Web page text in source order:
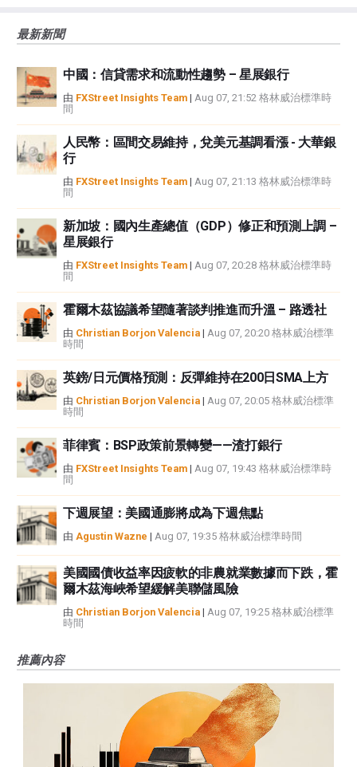
觀點，並不代表FXStreet或其廣告商的官方政策或立場。作者不對本頁連結的
如果文章正文中沒有明確提到，在撰寫本文時，作者在本文中提到的任何股票
中都沒有頭寸，也沒有與文中提到的任何公司有業務關係。除了FXStreet，作
者沒有收到撰寫這篇文章的報酬。
FXStreet和作者不提供個性化的建議。作者對該資訊的準確性、完整性或適用
性不作任何陳述。FXStreet和作者將不承擔任何錯誤，遺漏或任何損失，傷害
或損害由此資訊及其顯示或使用引起的。錯誤和遺漏除外。本文作者和
FXStreet並非註冊投資顧問，本文內容無意提供任何投資建議。
最新新聞
中國：信貸需求和流動性趨勢 – 星展銀行
由 FXStreet Insights Team | Aug 07, 21:52 格林威治標準時
間
人民幣：區間交易維持，兌美元基調看漲 - 大華銀
行
由 FXStreet Insights Team | Aug 07, 21:13 格林威治標準時
間
新加坡：國內生產總值（GDP）修正和預測上調 –
星展銀行
由 FXStreet Insights Team | Aug 07, 20:28 格林威治標準時
間
霍爾木茲協議希望隨著談判推進而升溫 – 路透社
由 Christian Borjon Valencia | Aug 07, 20:20 格林威治標準
時間
英鎊/日元價格預測：反彈維持在200日SMA上方
由 Christian Borjon Valencia | Aug 07, 20:05 格林威治標準
時間
菲律賓：BSP政策前景轉變——渣打銀行
由 FXStreet Insights Team | Aug 07, 19:43 格林威治標準時
間
下週展望：美國通膨將成為下週焦點
由 Agustin Wazne | Aug 07, 19:35 格林威治標準時間
美國國債收益率因疲軟的非農就業數據而下跌，霍
爾木茲海峽希望緩解美聯儲風險
由 Christian Borjon Valencia | Aug 07, 19:25 格林威治標準
時間
推薦內容